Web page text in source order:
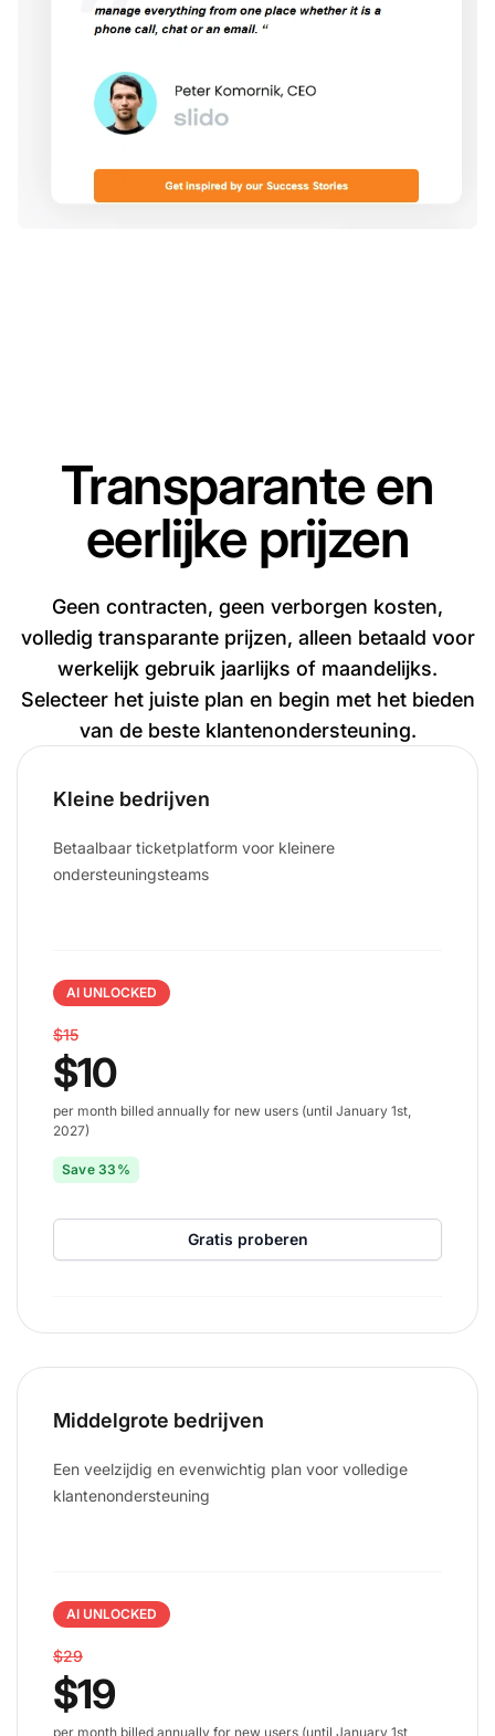
Transparante en
eerlijke prijzen
Geen contracten, geen verborgen kosten,
volledig transparante prijzen, alleen betaald voor
werkelijk gebruik jaarlijks of maandelijks.
Selecteer het juiste plan en begin met het bieden
van de beste klantenondersteuning.
Kleine bedrijven
Betaalbaar ticketplatform voor kleinere
ondersteuningsteams
AI UNLOCKED
$15
$10
per month billed annually for new users (until January 1st,
2027)
Save 33%
Gratis proberen
Middelgrote bedrijven
Een veelzijdig en evenwichtig plan voor volledige
klantenondersteuning
AI UNLOCKED
$29
$19
per month billed annually for new users (until January 1st,